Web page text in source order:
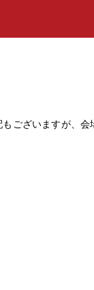
ございますが、会